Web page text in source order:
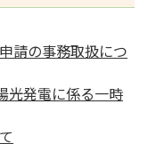
請の事務取扱につ
光発電に係る一時